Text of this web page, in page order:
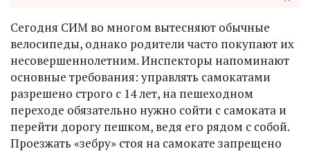
Сегодня СИМ во многом вытесняют обычные
велосипеды, однако родители часто покупают их
несовершеннолетним. Инспекторы напоминают
основные требования: управлять самокатами
разрешено строго с 14 лет, на пешеходном
переходе обязательно нужно сойти с самоката и
перейти дорогу пешком, ведя его рядом с собой.
Проезжать «зебру» стоя на самокате запрещено